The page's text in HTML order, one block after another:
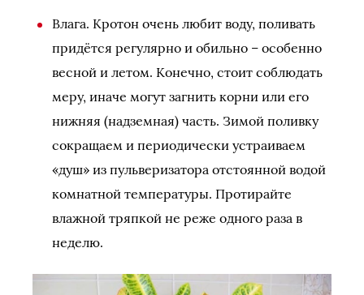
Влага. Кротон очень любит воду, поливать
придётся регулярно и обильно – особенно
весной и летом. Конечно, стоит соблюдать
меру, иначе могут загнить корни или его
нижняя (надземная) часть. Зимой поливку
сокращаем и периодически устраиваем
«душ» из пульверизатора отстоянной водой
комнатной температуры. Протирайте
влажной тряпкой не реже одного раза в
неделю.